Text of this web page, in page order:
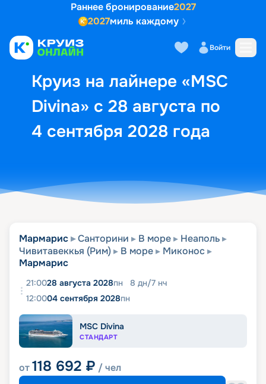
Раннее бронирование2027
2027миль каждому
Войти
Круиз на лайнере «MSC
Divina» с 28 августа по
4 сентября 2028 года
Выбор кают Маршрут и
Мармарис Санторини В море
Неаполь
Чивитавеккья (Рим)
В море
Миконос
Мармарис
21:0028 августа 2028пн 8 дн/7 нч
12:0004 сентября 2028пн
MSC Divina
СТАНДАРТ
от118 692 ₽ / чел